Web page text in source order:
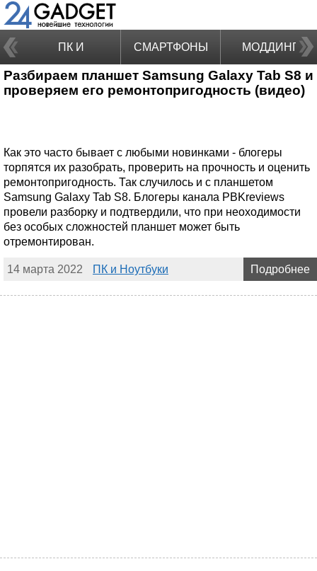
ПК И
НОУТБУКИ
СМАРТФОНЫ МОДДИНГ
Разбираем планшет Samsung Galaxy Tab S8 и
проверяем его ремонтопригодность (видео)
Как это часто бывает с любыми новинками - блогеры
торпятся их разобрать, проверить на прочность и оценить
ремонтопригодность. Так случилось и с планшетом
Samsung Galaxy Tab S8. Блогеры канала PBKreviews
провели разборку и подтвердили, что при неоходимости
без особых сложностей планшет может быть
отремонтирован.
14 марта 2022 ПК и Ноутбуки Подробнее